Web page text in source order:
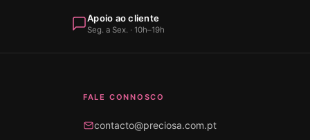
Apoio ao cliente
Seg. a Sex. · 10h–19h
FALE CONNOSCO
contacto@preciosa.com.pt